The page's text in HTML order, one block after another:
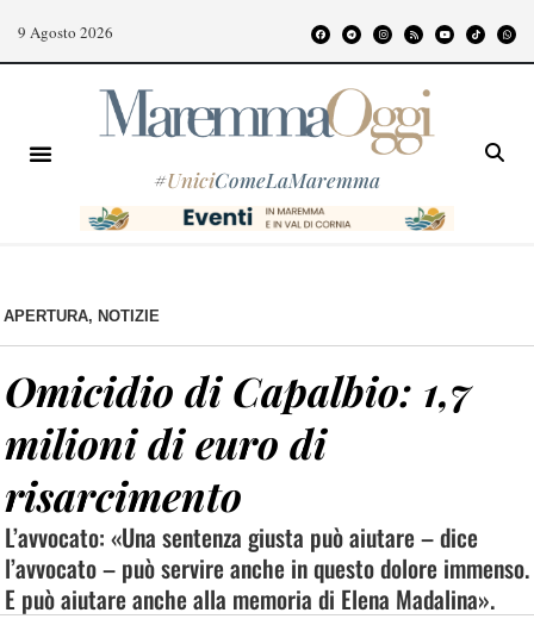
9 Agosto 2026
#UniciComeLaMaremma
APERTURA, NOTIZIE
Omicidio di Capalbio: 1,7
milioni di euro di
risarcimento
L’avvocato: «Una sentenza giusta può aiutare – dice
l’avvocato – può servire anche in questo dolore immenso.
E può aiutare anche alla memoria di Elena Madalina».